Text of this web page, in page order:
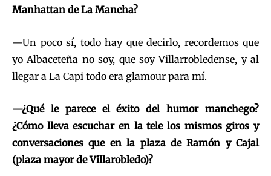
Manhattan de La Mancha?
—Un poco sí, todo hay que decirlo, recordemos que
yo Albaceteña no soy, que soy Villarrobledense, y al
llegar a La Capi todo era glamour para mí.
—¿Qué le parece el éxito del humor manchego?
¿Cómo lleva escuchar en la tele los mismos giros y
conversaciones que en la plaza de Ramón y Cajal
(plaza mayor de Villarobledo)?